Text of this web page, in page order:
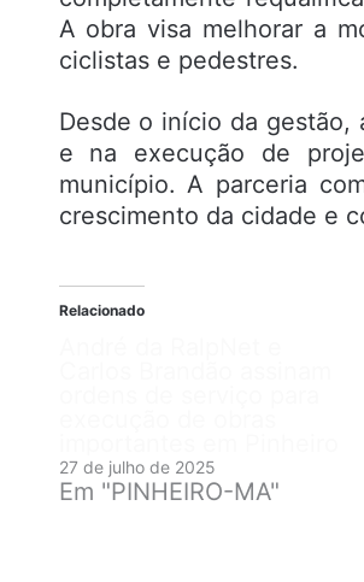
A obra visa melhorar a
ciclistas e pedestres.
Desde o início da gestão,
e na execução de
município. A parceria
crescimento da cidade e
Relacionado
27 de julho de 2025
Em "PINHEIRO-MA"